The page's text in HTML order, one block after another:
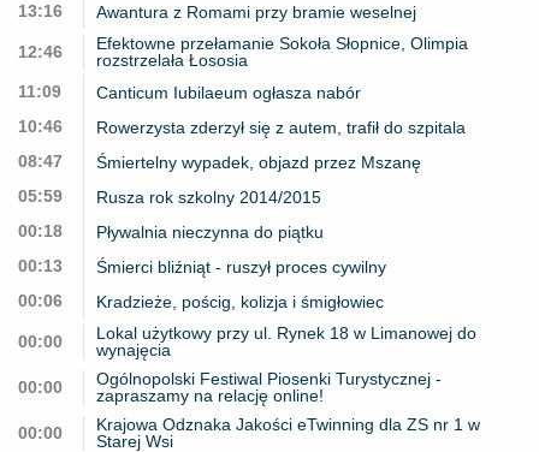
13:16
Awantura z Romami przy bramie weselnej
12:46
Efektowne przełamanie Sokoła Słopnice, Olimpia
rozstrzelała Łososia
11:09
Canticum Iubilaeum ogłasza nabór
10:46
Rowerzysta zderzył się z autem, trafił do szpitala
08:47
Śmiertelny wypadek, objazd przez Mszanę
05:59
Rusza rok szkolny 2014/2015
00:18
Pływalnia nieczynna do piątku
00:13
Śmierci bliźniąt - ruszył proces cywilny
00:06
Kradzieże, pościg, kolizja i śmigłowiec
00:00
Lokal użytkowy przy ul. Rynek 18 w Limanowej do
wynajęcia
00:00
Ogólnopolski Festiwal Piosenki Turystycznej -
zapraszamy na relację online!
00:00
Krajowa Odznaka Jakości eTwinning dla ZS nr 1 w
Starej Wsi